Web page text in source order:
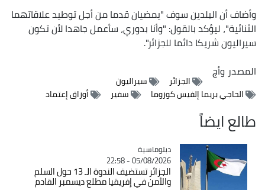
وأضاف أن البلدين سوف "يمضيان قدما من أجل توطيد علاقاتهما
الثنائية"، ليؤكد بالقول: "وأنا بدوري، سأعمل جاهدا لأن تكون
سيراليون شريكا دائما للجزائر".
المصدروأج
الجزائر
سيراليون
الحاجي بريما إلفيس كوروما
سفير أوراق إعتماد
طالع ايضاً
Catégorie
دبلوماسية
05/08/2026 - 22:58
الجزائر تستضيف الندوة الـ 13 حول السلم
والأمن في إفريقيا مطلع ديسمبر القادم